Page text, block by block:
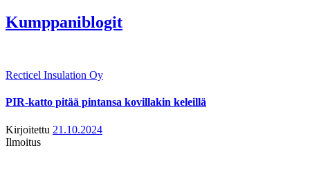
Kumppaniblogit
Recticel Insulation Oy
PIR-katto pitää pintansa kovillakin keleillä
Kirjoitettu 21.10.2024
Ilmoitus